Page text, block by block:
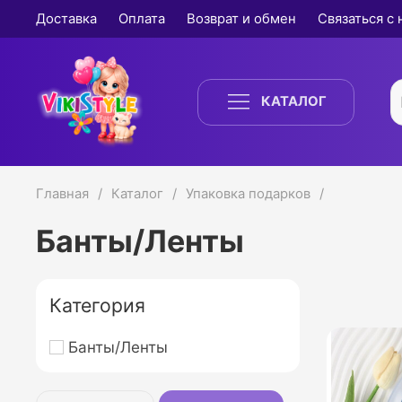
Доставка Оплата Возврат и обмен Связаться с
КАТАЛОГ
Главная Каталог Упаковка подарков
Банты/Ленты
Категория
Банты/Ленты